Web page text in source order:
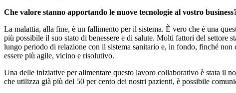
Che valore stanno apportando le nuove tecnologie al vostro
La malattia, alla fine, è un fallimento per il sistema. È vero che è una
più possibile il suo stato di benessere e di salute. Molti fattori del settore
lungo periodo di relazione con il sistema sanitario e, in fondo, finché
essere più agile, vicino e risolutivo.
Una delle iniziative per alimentare questo lavoro collaborativo è stata il
che utilizza già più del 50 per cento dei nostri pazienti, è possibile